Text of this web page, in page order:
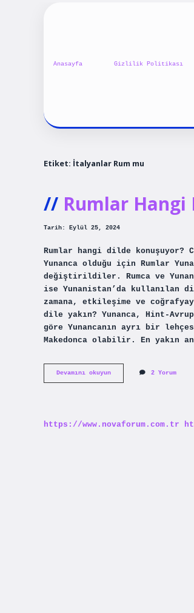
Anasayfa Gizlilik Politikası
Etiket: İtalyanlar Rum mu
Rumlar
Tarih: Eylül 25, 2024
Rumlar hangi dilde konuşuyor?
Yunanca olduğu için Rumlar
değiştirildiler. Rumca ve
ise Yunanistan’da
zamana, etkileşime ve
dile yakın? Yunanca, Hint-
göre Yunancanın ayrı bir
Makedonca olabilir. En yakın
Devamını okuyunRumlar
Hangi
2 Yorum
https://www.novaforum.com.tr